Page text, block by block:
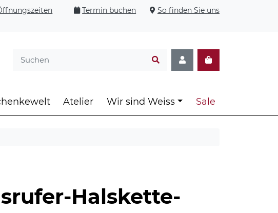
Termin buchen So finden Sie uns
Atelier Wir sind Weiss Sale
Halskette-